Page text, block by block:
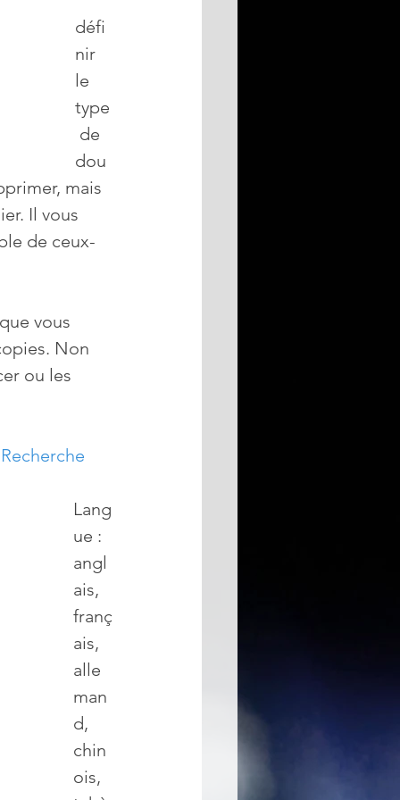
défi
nir
le
type
de
dou
mais
Il vous
de ceux-
vous
Non
ou les
Recherche
Lang
ue :
angl
ais,
franç
ais,
alle
man
d,
chin
ois,